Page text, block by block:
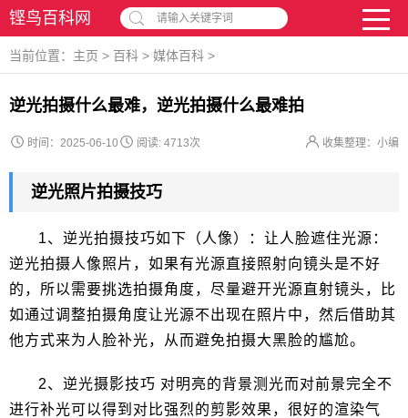
铿鸟百科网 请输入关键字词
当前位置： 主页 > 百科 > 媒体百科 >
逆光拍摄什么最难，逆光拍摄什么最难拍
时间：2025-06-10 收集整理：小编
阅读: 4713次
逆光照片拍摄技巧
1、逆光拍摄技巧如下（人像）：让人脸遮住光源：
逆光拍摄人像照片，如果有光源直接照射向镜头是不好
的，所以需要挑选拍摄角度，尽量避开光源直射镜头，比
如通过调整拍摄角度让光源不出现在照片中，然后借助其
他方式来为人脸补光，从而避免拍摄大黑脸的尴尬。
2、逆光摄影技巧 对明亮的背景测光而对前景完全不
进行补光可以得到对比强烈的剪影效果，很好的渲染气